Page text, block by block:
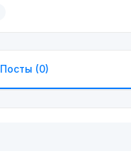
Посты (0)